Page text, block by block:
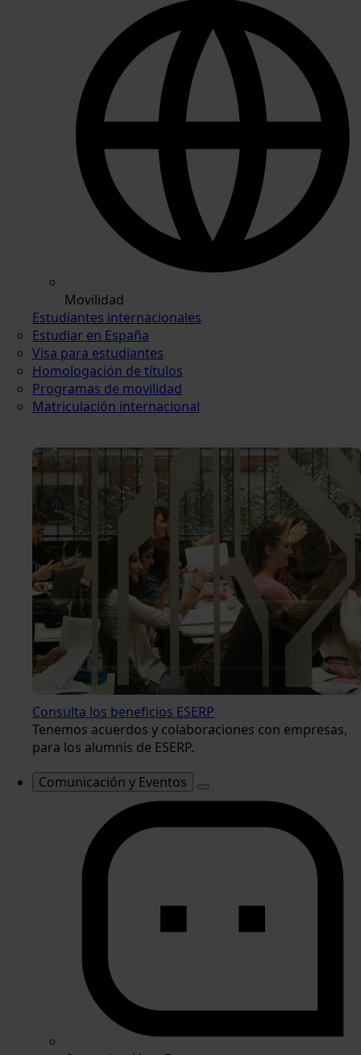
Movilidad
Estudiantes internacionales
Estudiar en España
Visa para estudiantes
Homologación de títulos
Programas de movilidad
Matriculación internacional
Consulta los beneficios ESERP
Tenemos acuerdos y colaboraciones con empresas,
para los alumnis de ESERP.
Comunicación y Eventos